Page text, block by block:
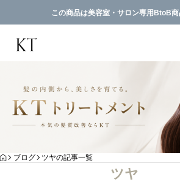
この商品は美容室・サロン専用BtoB
HOME
ブログ ツヤの記事一覧
ツヤ